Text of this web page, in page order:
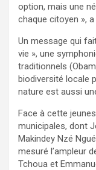
option, mais une
chaque citoyen »,
Un message qui
vie », une
traditionnels
biodiversité locale
nature est aussi
Face à cette
municipales, dont
Makindey Nzé
mesuré l’ampleur
Tchoua et